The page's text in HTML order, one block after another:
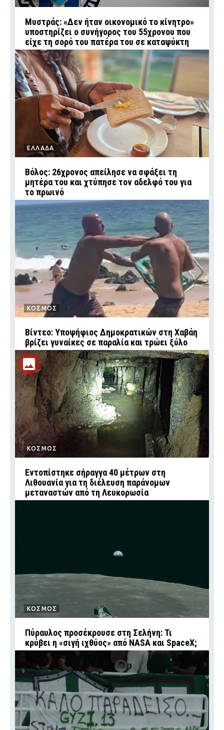
Μυστράς: «Δεν ήταν οικονομικό το κίνητρο»
υποστηρίζει ο συνήγορος του 55χρονου που
είχε τη σορό του πατέρα του σε καταψύκτη
ΕΛΛΑΔΑ
Βόλος: 26χρονος απείλησε να σφάξει τη
μητέρα του και χτύπησε τον αδελφό του για
το πρωινό
ΚΟΣΜΟΣ
Βίντεο: Υποψήφιος Δημοκρατικών στη Χαβάη
βρίζει γυναίκες σε παραλία και τρώει ξύλο
ΚΟΣΜΟΣ
Εντοπίστηκε σήραγγα 40 μέτρων στη
Λιθουανία για τη διέλευση παράνομων
μεταναστών από τη Λευκορωσία
ΚΟΣΜΟΣ
Πύραυλος προσέκρουσε στη Σελήνη: Τι
κρύβει η «σιγή ιχθύος» από NASA και SpaceX;